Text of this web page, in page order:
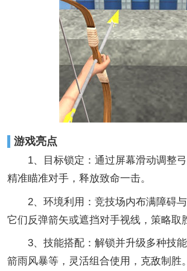
游戏亮点
1、目标锁定：通过屏幕滑动调整弓
精准瞄准对手，释放致命一击。
2、环境利用：竞技场内布满障碍与
它们反弹箭矢或遮挡对手视线，策略取
3、技能搭配：解锁并升级多种技能
箭雨风暴等，灵活组合使用，克敌制胜。